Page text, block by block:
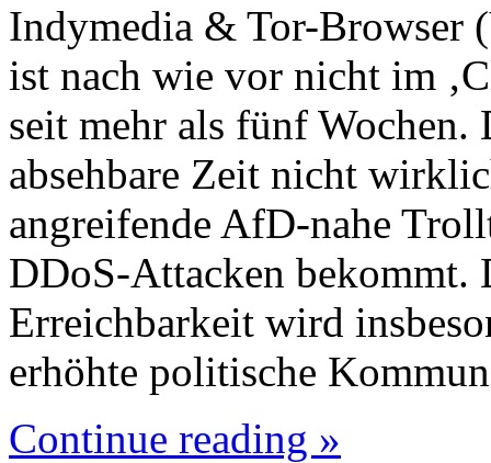
Indymedia & Tor-Browser
ist nach wie vor nicht im
seit mehr als fünf
absehbare Zeit nicht
angreifende AfD-nahe
DDoS-Attacken bekommt.
Erreichbarkeit wird
erhöhte politische
Continue reading »